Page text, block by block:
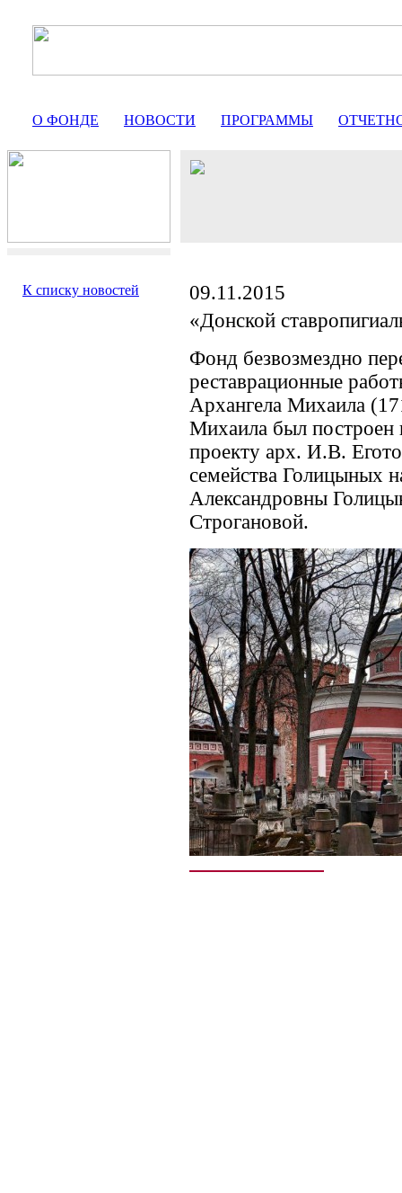
О ФОНДЕ НОВОСТИ ПРОГРАММЫ
К списку новостей
09.11.2015
«Донской
Фонд безвозмездно
реставрационные
Архангела Михаила
Михаила был построен
проекту арх. И.В.
семейства Голицыных
Александровны
Строгановой.